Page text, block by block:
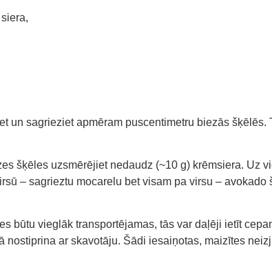
un sagrieziet apmēram puscentimetru biezās šķēlēs.
šķēles uzsmērējiet nedaudz (~10 g) krēmsiera. Uz
– sagrieztu mocarelu bet visam pa virsu – avokado
būtu vieglāk transportējamas, tās var daļēji ietīt
nostiprina ar skavotāju. Šādi iesaiņotas, maizītes